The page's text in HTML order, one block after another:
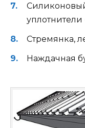
уплотнители
Стремянка,
Наждачная